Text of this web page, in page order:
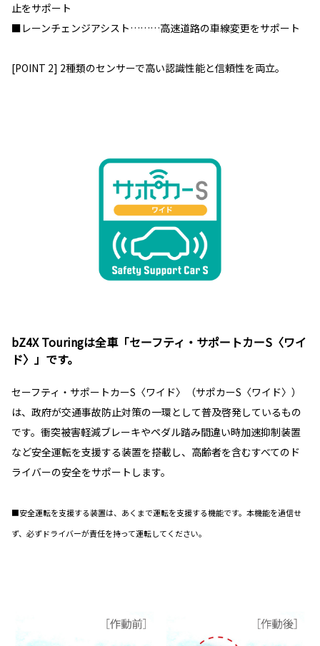
止をサポート
■レーンチェンジアシスト………高速道路の車線変更をサポート
[POINT 2] 2種類のセンサーで高い認識性能と信頼性を両立。
bZ4X Touringは全車「セーフティ・サポートカーS〈ワイ
ド〉」です。
セーフティ・サポートカーS〈ワイド〉（サポカーS〈ワイド〉）
は、政府が交通事故防止対策の一環として普及啓発しているもの
です。衝突被害軽減ブレーキやペダル踏み間違い時加速抑制装置
など安全運転を支援する装置を搭載し、高齢者を含むすべてのド
ライバーの安全をサポートします。
■安全運転を支援する装置は、あくまで運転を支援する機能です。本機能を過信せ
ず、必ずドライバーが責任を持って運転してください。